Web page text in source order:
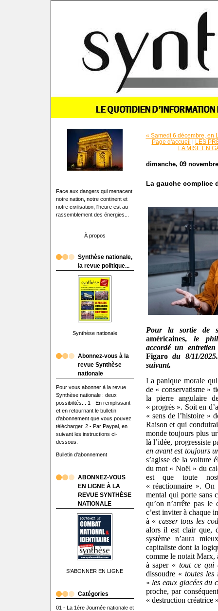
Face aux dangers qui menacent
notre nation, notre continent et
notre civilisation, l'heure est au
rassemblement des énergies...
À propos
Synthèse nationale,
la revue politique...
Synthèse nationale
Abonnez-vous à la
revue Synthèse
nationale
Pour vous abonner à la revue
Synthèse nationale : deux
possibilités... 1 - En remplissant
et en retournant le bulletin
d'abonnement que vous pouvez
télécharger. 2 - Par Paypal, en
suivant les instructions ci-
dessous.
Bulletin d'abonnement
ABONNEZ-VOUS
EN LIGNE À LA
REVUE SYNTHÈSE
NATIONALE
S'ABONNER EN LIGNE
Catégories
01 - La 1ère Journée nationale et
« Samedi 6 décembre, en
Page d'accueil | LES
LA MISE EN
dimanche, 09
La gauche complice
Pour la sortie de
américaines,le
accordé un
Figarodu 8/11/
suivant.
La panique morale
de « conservatisme »
la pierre angulaire
« progrès ». Soit en
« sens de l’histoire »
Raison et qui
monde toujours plus
là l’idée, progressiste
en avant est toujours
s’agisse de la voiture
du mot « Noël » du
est que toute
« réactionnaire ». On
mental qui porte sans
qu’on n’arrête pas le
c’est inviter à chaque
à « casser tous les
alors il est clair que,
système n’aura
capitaliste dont la
comme le notait Marx,
à saper « tout ce qui
dissoudre « toutes les
« les eaux glacées du
proche, par
« destruction créatrice